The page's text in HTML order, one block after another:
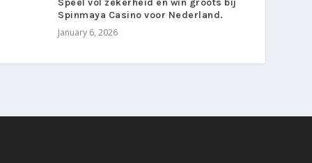
Speel vol zekerheid en win groots bij
Spinmaya Casino voor Nederland.
January 6, 2026